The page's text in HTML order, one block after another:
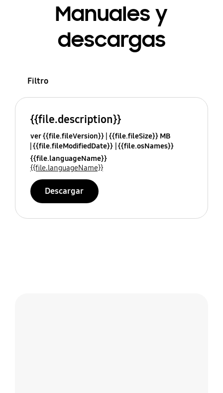
Manuales y
descargas
Filtro
{{file.description}}
ver {{file.fileVersion}} {{file.fileSize}} MB
{{file.fileModifiedDate}} {{file.osNames}}
{{file.languageName}}
{{file.languageName}}
Descargar